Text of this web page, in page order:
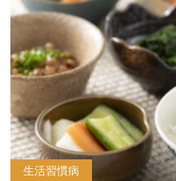
生活習慣病